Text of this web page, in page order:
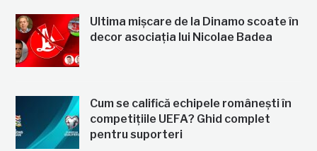
Ultima mișcare de la Dinamo scoate în
decor asociația lui Nicolae Badea
Cum se califică echipele românești în
competițiile UEFA? Ghid complet
pentru suporteri